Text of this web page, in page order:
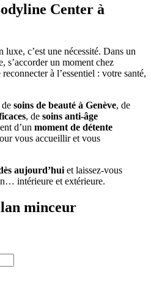
Center à
luxe, c’est une nécessité. Dans un
s’accorder un moment chez
reconnecter à l’essentiel : votre santé,
soins de beauté à Genève, de
, de soins anti-âge
d’un moment de détente
vous accueillir et vous
aujourd’huiet laissez-vous
intérieure et extérieure.
minceur